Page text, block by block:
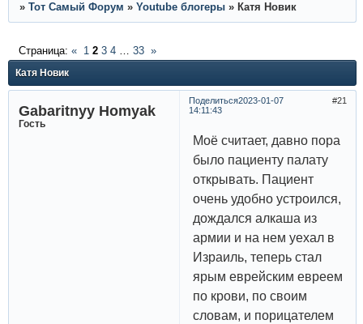
» Тот Самый Форум » Youtube блогеры » Катя Новик
Катя Новик
Страница: « 1 2 3 4 33 »
Поделиться 21
2023-01-07
14:11:43
Gabaritnyy Homyak
Гость
Моё считает, давно пора
было пациенту палату
открывать. Пациент
очень удобно устроился,
дождался алкаша из
армии и на нем уехал в
Израиль, теперь стал
ярым еврейским евреем
по крови, по своим
словам, и порицателем